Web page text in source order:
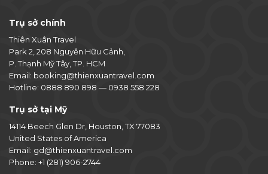
Trụ sở chính
Thiên Xuân Travel
Park 2, 208 Nguyễn Hữu Cảnh,
P. Thạnh Mỹ Tây, TP. HCM
Email: booking@thienxuantravel.com
Hotline: 0888 890 898 — 0938 558 228
Trụ sở tại Mỹ
14114 Beech Glen Dr, Houston, TX 77083
United States of America
Email: gd@thienxuantravel.com
Phone: +1 (281) 906-2744